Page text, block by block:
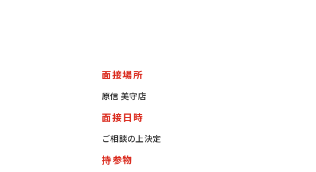
面接場所
原信 美守店
面接日時
ご相談の上決定
持参物